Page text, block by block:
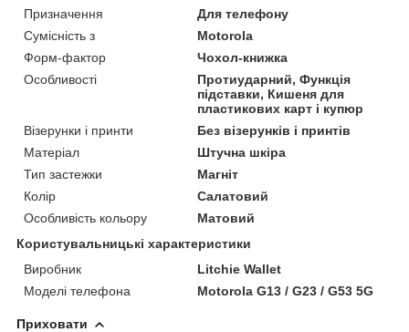
Призначення
Для телефону
Сумісність з
Motorola
Форм-фактор
Чохол-книжка
Особливості
Протиударний, Функція
підставки, Кишеня для
пластикових карт і купюр
Візерунки і принти
Без візерунків і принтів
Матеріал
Штучна шкіра
Тип застежки
Магніт
Колір
Салатовий
Особливість кольору
Матовий
Користувальницькі характеристики
Виробник
Litchie Wallet
Моделі телефона
Motorola G13 / G23 / G53 5G
Приховати